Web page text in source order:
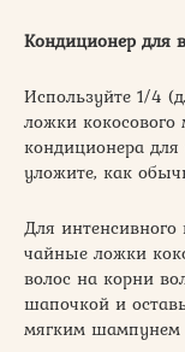
Кондиционер для
Используйте 1/4
ложки кокосового
кондиционера для
уложите, как
Для интенсивного
чайные ложки
волос на корни
шапочкой и
мягким шампунем